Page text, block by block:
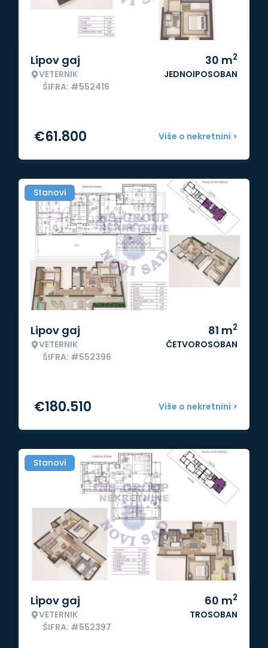
Lipov gaj
VETERNIK
ŠIFRA: #552416
30 m2
JEDNOIPOSOBAN
Više o nekretnini >
€61.800
Stanovi
Lipov gaj
VETERNIK
ŠIFRA: #552396
81 m2
ČETVOROSOBAN
Više o nekretnini >
€180.510
Stanovi
Lipov gaj
VETERNIK
ŠIFRA: #552397
60 m2
TROSOBAN